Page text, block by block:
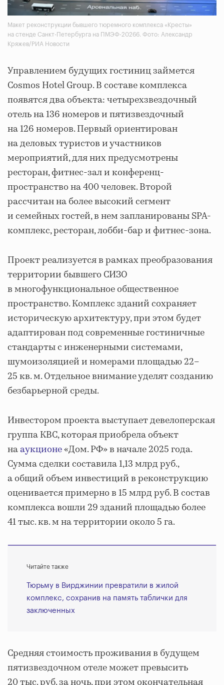
Макет реконструкции бывшего тюремного комплекса «Кресты»
на стенде Санкт-Петербурга на ПМЭФ-20266. Фото: Александр
Кряжев/РИА Новости
Управлением будущих гостиниц займется
Cosmos Hotel Group. В составе комплекса
появятся два объекта: четырехзвездочный
отель на 136 номеров и пятизвездочный
на 126 номеров. Первый ориентирован
на деловых туристов и участников
мероприятий, для них предусмотрены
ресторан, фитнес-зал и конференц-
пространство на 400 человек. Второй
рассчитан на более высокий сегмент
и семейных гостей, в нем запланированы SPA-
комплекс, ресторан, лобби-бар и фитнес-зона.
Проект реализуется в рамках преобразования
территории бывшего СИЗО
в многофункциональное общественное
пространство. Комплекс зданий сохраняет
историческую архитектуру, при этом будет
адаптирован под современные гостиничные
стандарты с инженерными системами,
шумоизоляцией и номерами площадью 22–
25 кв. м. Отдельное внимание уделят созданию
безбарьерной среды.
Инвестором проекта выступает девелоперская
группа КВС, которая приобрела объект
нааукционе«Дом. РФ» в начале 2025 года.
Сумма сделки составила 1,13 млрд руб.,
а общий объем инвестиций в реконструкцию
оценивается примерно в 15 млрд руб. В состав
комплекса вошли 29 зданий площадью более
41 тыс. кв. м на территории около 5 га.
Читайте также
Тюрьму в Вирджинии превратили в жилой
комплекс, сохранив на память таблички для
заключенных
Средняя стоимость проживания в будущем
пятизвездочном отеле может превысить
20 тыс. руб. за ночь, при этом окончательная